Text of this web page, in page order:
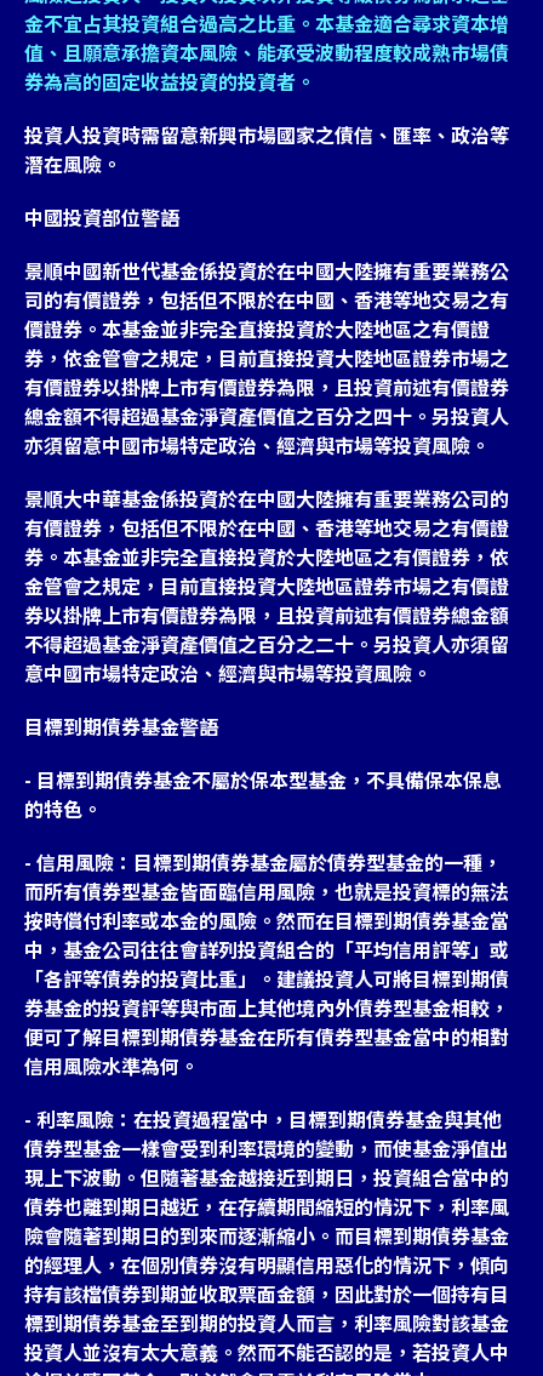
金不宜占其投資組合過高之比重。本基金適合尋求資本增
值、且願意承擔資本風險、能承受波動程度較成熟市場債
券為高的固定收益投資的投資者。
投資人投資時需留意新興市場國家之債信、匯率、政治等
潛在風險。
中國投資部位警語
景順中國新世代基金係投資於在中國大陸擁有重要業務公
司的有價證券，包括但不限於在中國、香港等地交易之有
價證券。本基金並非完全直接投資於大陸地區之有價證
券，依金管會之規定，目前直接投資大陸地區證券市場之
有價證券以掛牌上市有價證券為限，且投資前述有價證券
總金額不得超過基金淨資產價值之百分之四十。另投資人
亦須留意中國市場特定政治、經濟與市場等投資風險。
景順大中華基金係投資於在中國大陸擁有重要業務公司的
有價證券，包括但不限於在中國、香港等地交易之有價證
券。本基金並非完全直接投資於大陸地區之有價證券，依
金管會之規定，目前直接投資大陸地區證券市場之有價證
券以掛牌上市有價證券為限，且投資前述有價證券總金額
不得超過基金淨資產價值之百分之二十。另投資人亦須留
意中國市場特定政治、經濟與市場等投資風險。
目標到期債券基金警語
- 目標到期債券基金不屬於保本型基金，不具備保本保息
的特色。
- 信用風險：目標到期債券基金屬於債券型基金的一種，
而所有債券型基金皆面臨信用風險，也就是投資標的無法
按時償付利率或本金的風險。然而在目標到期債券基金當
中，基金公司往往會詳列投資組合的「平均信用評等」或
「各評等債券的投資比重」。建議投資人可將目標到期債
券基金的投資評等與市面上其他境內外債券型基金相較，
便可了解目標到期債券基金在所有債券型基金當中的相對
信用風險水準為何。
- 利率風險：在投資過程當中，目標到期債券基金與其他
債券型基金一樣會受到利率環境的變動，而使基金淨值出
現上下波動。但隨著基金越接近到期日，投資組合當中的
債券也離到期日越近，在存續期間縮短的情況下，利率風
險會隨著到期日的到來而逐漸縮小。而目標到期債券基金
的經理人，在個別債券沒有明顯信用惡化的情況下，傾向
持有該檔債券到期並收取票面金額，因此對於一個持有目
標到期債券基金至到期的投資人而言，利率風險對該基金
投資人並沒有太大意義。然而不能否認的是，若投資人中